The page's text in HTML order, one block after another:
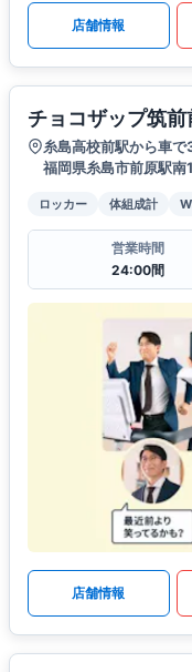
店舗情報
チョコザップ筑前
糸島高校前駅から車で
福岡県糸島市前原駅
ロッカー 体組成計
営業時間
24:00間
店舗情報